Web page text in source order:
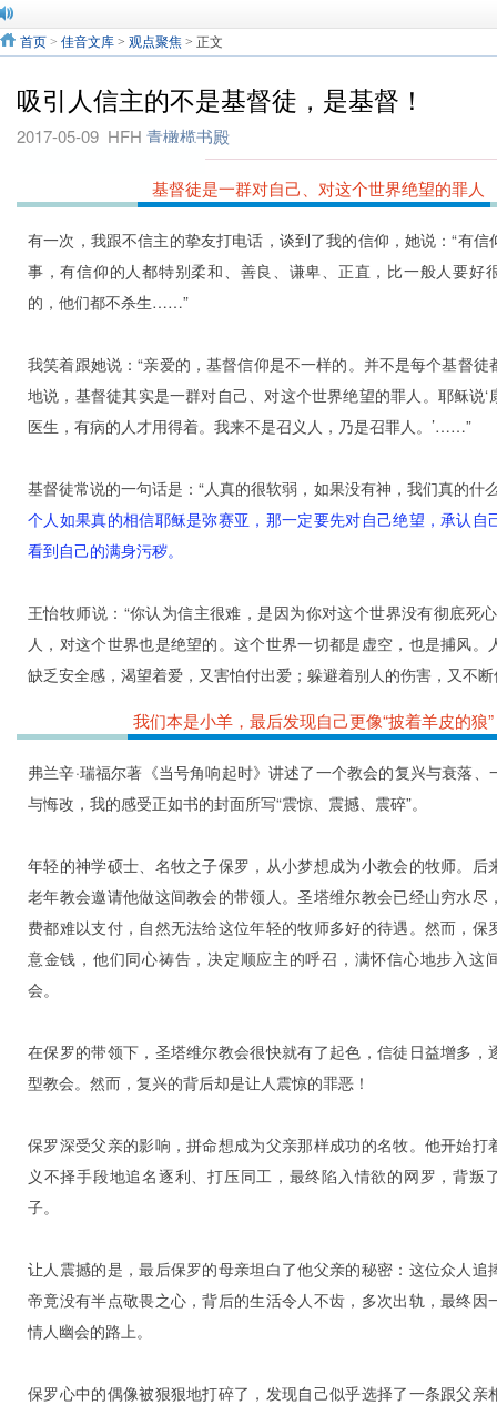
首页 > 佳音文库 > 观点聚焦 > 正文
吸引人信主的不是基督徒，是基督！
2017-05-09 HFH 青橄榄书殿
基督徒是一群对自己、对这个世界绝望的罪人
有一次，我跟不信主的挚友打电话，谈到了我的信仰，她说：“有信
事，有信仰的人都特别柔和、善良、谦卑、正直，比一般人要好
的，他们都不杀生……”
我笑着跟她说：“亲爱的，基督信仰是不一样的。并不是每个基督徒
地说，基督徒其实是一群对自己、对这个世界绝望的罪人。耶稣说‘
医生，有病的人才用得着。我来不是召义人，乃是召罪人。’……”
基督徒常说的一句话是：“人真的很软弱，如果没有神，我们真的什
个人如果真的相信耶稣是弥赛亚，那一定要先对自己绝望，承认自
看到自己的满身污秽。
王怡牧师说：“你认为信主很难，是因为你对这个世界没有彻底死
人，对这个世界也是绝望的。这个世界一切都是虚空，也是捕风。
缺乏安全感，渴望着爱，又害怕付出爱；躲避着别人的伤害，又不
我们本是小羊，最后发现自己更像“披着羊皮的狼”
弗兰辛·瑞福尔著《当号角响起时》讲述了一个教会的复兴与衰落、
与悔改，我的感受正如书的封面所写“震惊、震撼、震碎”。
年轻的神学硕士、名牧之子保罗，从小梦想成为小教会的牧师。后
老年教会邀请他做这间教会的带领人。圣塔维尔教会已经山穷水尽
费都难以支付，自然无法给这位年轻的牧师多好的待遇。然而，保
意金钱，他们同心祷告，决定顺应主的呼召，满怀信心地步入这
会。
在保罗的带领下，圣塔维尔教会很快就有了起色，信徒日益增多，
型教会。然而，复兴的背后却是让人震惊的罪恶！
保罗深受父亲的影响，拼命想成为父亲那样成功的名牧。他开始打
义不择手段地追名逐利、打压同工，最终陷入情欲的网罗，背叛
子。
让人震撼的是，最后保罗的母亲坦白了他父亲的秘密：这位众人追
帝竟没有半点敬畏之心，背后的生活令人不齿，多次出轨，最终因
情人幽会的路上。
保罗心中的偶像被狠狠地打碎了，发现自己似乎选择了一条跟父亲